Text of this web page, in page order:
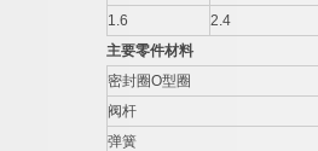
1.6
2.4
主要零件材料
密封圈O型圈
阀杆
弹簧